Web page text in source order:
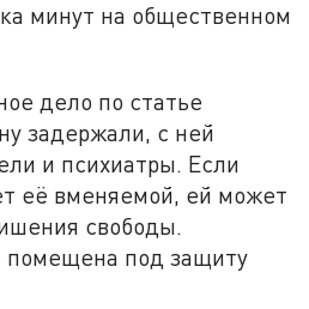
минут на общественном
дело по статье
задержали, с ней
и психиатры. Если
её вменяемой, ей может
свободы.
помещена под защиту